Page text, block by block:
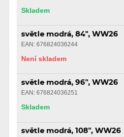
Skladem
světle modrá, 84", WW26
EAN: 676824036244
Není skladem
světle modrá, 96", WW26
EAN: 676824036251
Skladem
světle modrá, 108", WW26